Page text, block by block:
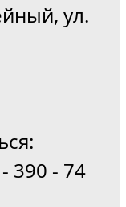
ул.
390 - 74